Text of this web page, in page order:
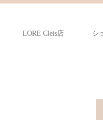
LORE Cleis店 シ